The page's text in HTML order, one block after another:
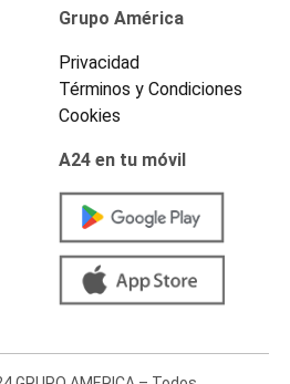
Grupo América
Privacidad
Términos y Condiciones
Cookies
A24 en tu móvil